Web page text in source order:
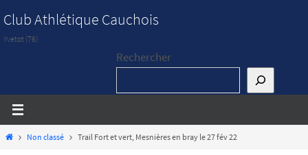
vers
le
Club Athlétique Cauchois
Yvetot (76)
Rechercher
HomeNon classé Trail Fort et vert, Mesnières en bray le 27 fév 22